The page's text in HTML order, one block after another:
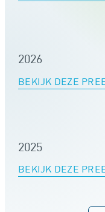
2026
BEKIJK DEZE
2025
BEKIJK DEZE